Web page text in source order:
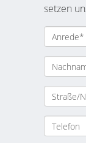
setzen